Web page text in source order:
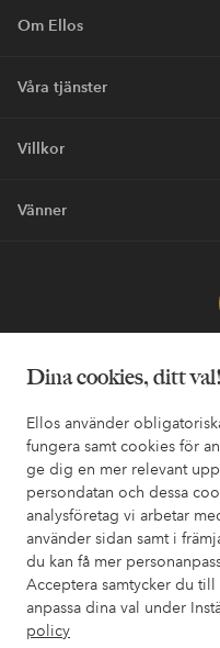
Dina cookies, ditt val!
Ellos använder
fungera samt cookies för
ge dig en mer relevant
persondatan och dessa
analysföretag vi arbetar
använder sidan samt i
du kan få mer
Acceptera samtycker du
anpassa dina val under
policy
Om Ellos
Våra tjänster
Villkor
Vänner
Säkra betalningar
Vill du veta mer
elpy
Facebook